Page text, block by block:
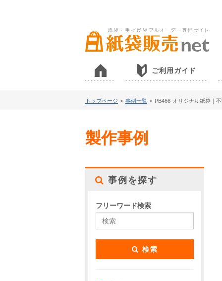
ご利用ガイド
トップページ > 事例一覧 > PB466-オリジナル紙袋｜
製作事例
事例を探す
フリーワード検索
検索